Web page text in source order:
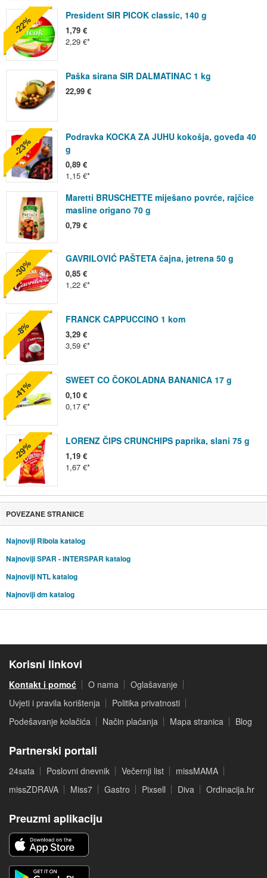
President SIR PICOK classic, 140 g
1,79 €
2,29 €
-22%
Paška sirana SIR DALMATINAC 1 kg
22,99 €
Podravka KOCKA ZA JUHU kokošja, goveđa 40
g
0,89 €
1,15 €
-23%
Maretti BRUSCHETTE miješano povrće, rajčice
masline origano 70 g
0,79 €
GAVRILOVIĆ PAŠTETA čajna, jetrena 50 g
0,85 €
1,22 €
-30%
FRANCK CAPPUCCINO 1 kom
3,29 €
3,59 €
-8%
SWEET CO ČOKOLADNA BANANICA 17 g
0,10 €
0,17 €
-41%
LORENZ ČIPS CRUNCHIPS paprika, slani 75 g
1,19 €
1,67 €
-29%
POVEZANE STRANICE
Najnoviji Ribola katalog
Najnoviji SPAR - INTERSPAR katalog
Najnoviji NTL katalog
Najnoviji dm katalog
Korisni linkovi
Kontakt i pomoć O nama
Oglašavanje
Uvjeti i pravila korištenja
Politika privatnosti
Podešavanje kolačića
Način plaćanja Mapa stranica Blog
Partnerski portali
24sata Poslovni dnevnik Večernji list
missMAMA
missZDRAVA
Miss7 Gastro Pixsell Diva Ordinacija.hr
Preuzmi aplikaciju